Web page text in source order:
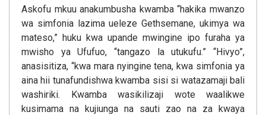
Askofu mkuu anakumbusha kwamba “hakika mwanzo
wa simfonia lazima ueleze Gethsemane, ukimya wa
mateso,” huku kwa upande mwingine ipo furaha ya
mwisho ya Ufufuo, “tangazo la utukufu.” “Hivyo”,
anasisitiza, “kwa mara nyingine tena, kwa simfonia ya
aina hii tunafundishwa kwamba sisi si watazamaji bali
washiriki. Kwamba wasikilizaji wote waalikwe
kusimama na kujiunga na sauti zao na za kwaya